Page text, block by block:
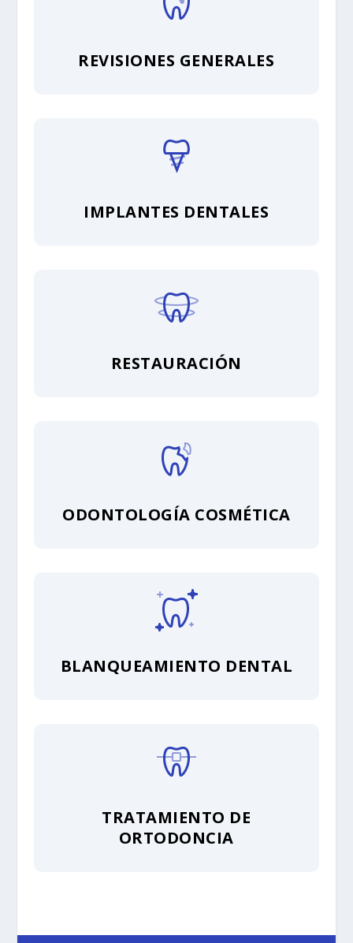
REVISIONES GENERALES
IMPLANTES DENTALES
RESTAURACIÓN
ODONTOLOGÍA COSMÉTICA
BLANQUEAMIENTO DENTAL
TRATAMIENTO DE
ORTODONCIA